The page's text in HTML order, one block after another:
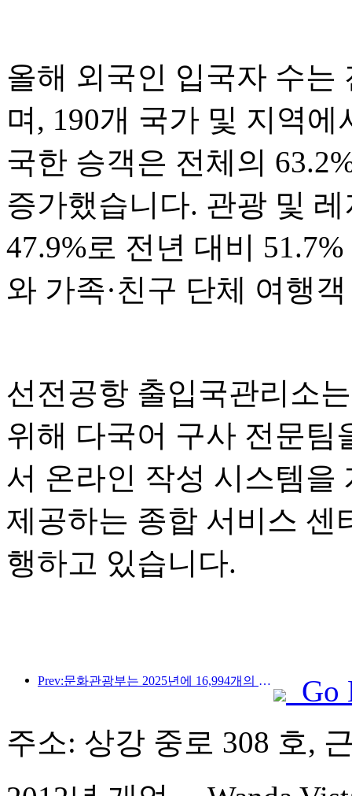
올해 외국인 입국자 수는
며, 190개 국가 및 지역
국한 승객은 전체의
증가했습니다. 관광 및
47.9%로 전년 대비
와 가족·친구 단체 여행
선전공항 출입국관리소
위해 다국어 구사 전문팀
서 온라인 작성 시스템을
제공하는 종합 서비스 센
행하고 있습니다.
Prev:문화관광부는 2025년에 16,994개의 A급 관광지에 75억 1천만 명의 관광객이 방문하여 5,544억 9천만 위안의 관광 수입을 올릴 것으로 예상한다고 발표했습니다.
Go
주소: 상강 중로 308 호,